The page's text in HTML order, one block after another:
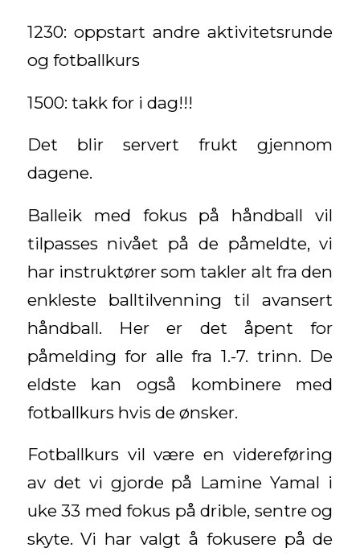
1230: oppstart andre aktivitetsrunde
og fotballkurs
1500: takk for i dag!!!
Det blir servert frukt gjennom
dagene.
Balleik med fokus på håndball vil
tilpasses nivået på de påmeldte, vi
har instruktører som takler alt fra den
enkleste balltilvenning til avansert
håndball. Her er det åpent for
påmelding for alle fra 1.-7. trinn. De
eldste kan også kombinere med
fotballkurs hvis de ønsker.
Fotballkurs vil være en videreføring
av det vi gjorde på Lamine Yamal i
uke 33 med fokus på drible, sentre og
skyte. Vi har valgt å fokusere på de